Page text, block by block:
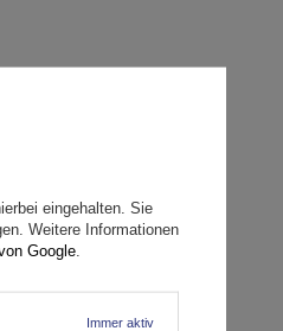
eingehalten. Sie
Weitere Informationen
Google
Immer aktiv